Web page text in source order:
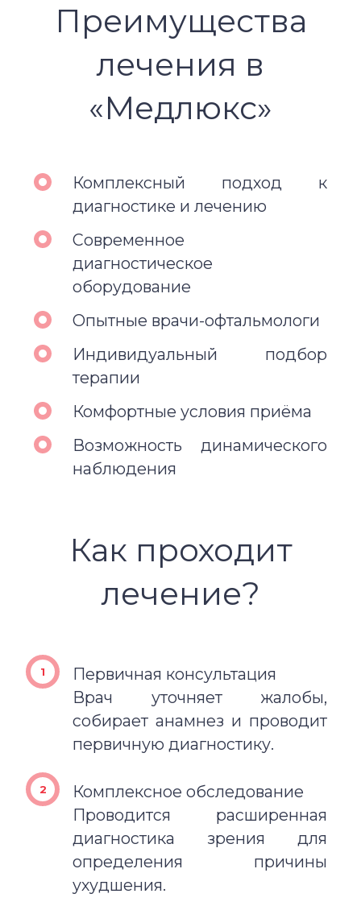
Преимущества
лечения в
«Медлюкс»
Комплексный подход к
диагностике и лечению
Современное
диагностическое
оборудование
Опытные врачи-офтальмологи
Индивидуальный подбор
терапии
Комфортные условия приёма
Возможность динамического
наблюдения
Как проходит
лечение?
Первичная консультация
Врач уточняет жалобы,
собирает анамнез и проводит
первичную диагностику.
Комплексное обследование
Проводится расширенная
диагностика зрения для
определения причины
ухудшения.